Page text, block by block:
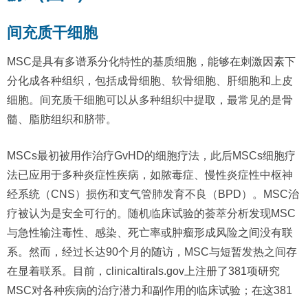
间充质干细胞
MSC是具有多谱系分化特性的基质细胞，能够在刺激因素下
分化成各种组织，包括成骨细胞、软骨细胞、肝细胞和上皮
细胞。间充质干细胞可以从多种组织中提取，最常见的是骨
髓、脂肪组织和脐带。
MSCs最初被用作治疗GvHD的细胞疗法，此后MSCs细胞疗
法已应用于多种炎症性疾病，如脓毒症、慢性炎症性中枢神
经系统（CNS）损伤和支气管肺发育不良（BPD）。MSC治
疗被认为是安全可行的。随机临床试验的荟萃分析发现MSC
与急性输注毒性、感染、死亡率或肿瘤形成风险之间没有联
系。然而，经过长达90个月的随访，MSC与短暂发热之间存
在显着联系。目前，clinicaltirals.gov上注册了381项研究
MSC对各种疾病的治疗潜力和副作用的临床试验；在这381